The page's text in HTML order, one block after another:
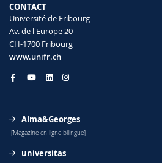
CONTACT
Université de Fribourg
Av. de l'Europe 20
CH-1700 Fribourg
www.unifr.ch
Alma&Georges
[Magazine en ligne bilingue]
universitas